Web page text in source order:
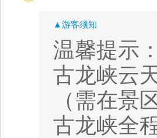
▲游客须知
温馨提示
古龙峡云
（需在景
古龙峡全